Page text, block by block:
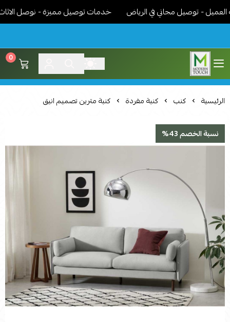
- توصيل مجاني في الرياض خدمات توصيل مميزة - نوصل الاثاث
اثاث مودرن لمسة عصرية
0
الرئيسية كنب كنبة مفردة كنبة مترين تصميم انيق
نسبة الخصم 43%